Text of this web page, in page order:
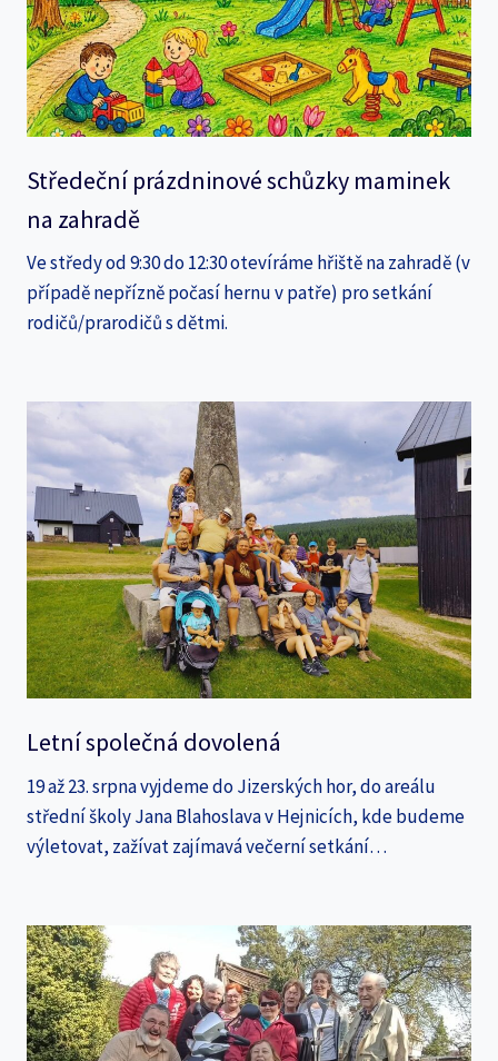
Středeční prázdninové schůzky maminek
na zahradě
Ve středy od 9:30 do 12:30 otevíráme hřiště na zahradě (v
případě nepřízně počasí hernu v patře) pro setkání
rodičů/prarodičů s dětmi.
Letní společná dovolená
19 až 23. srpna vyjdeme do Jizerských hor, do areálu
střední školy Jana Blahoslava v Hejnicích, kde budeme
výletovat, zažívat zajímavá večerní setkání…